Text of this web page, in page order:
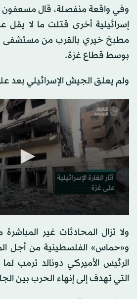
وفي واقعة منفصلة، قال مسعفون
إسرائيلية أخرى قتلت ما لا
مطبخ خيري بالقرب من مستشفى
بوسط قطاع غزة.
ولم يعلق الجيش الإسرائيلي بعد
ولا تزال المحادثات غير
و«حماس» الفلسطينية من أجل
الرئيس الأميركي دونالد ترمب
التي تهدف إلى إنهاء الحرب بين